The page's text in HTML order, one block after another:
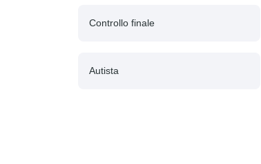
Controllo finale
Autista